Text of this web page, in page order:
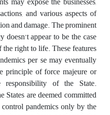
and various aspects of
and damage. The prominent
appear to be the case
right to life. These features
per se may eventually
principle of force majeure or
responsibility of the State.
States are deemed committed
pandemics only by the